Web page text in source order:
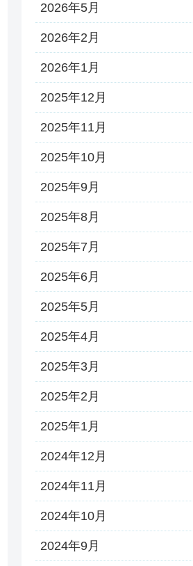
2026年5月
2026年2月
2026年1月
2025年12月
2025年11月
2025年10月
2025年9月
2025年8月
2025年7月
2025年6月
2025年5月
2025年4月
2025年3月
2025年2月
2025年1月
2024年12月
2024年11月
2024年10月
2024年9月